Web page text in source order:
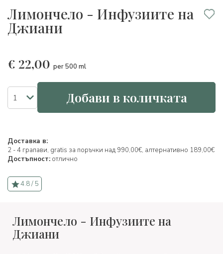
Лимончело - Инфузиите на
Джиани
€ 22,00 per 500 ml
Добави в количката
Доставка в:
2 - 4 грапави, gratis за поръчки над 990,00€, алтернативно 189,00€
Достъпност: отлично
4.8 / 5
Лимончело - Инфузиите на
Джиани